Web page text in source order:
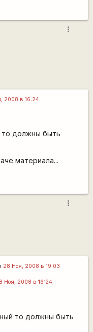
more_vert
2008 в 16:24
то должны быть
материала...
more_vert
28 Ноя, 2008 в 19:03
Ноя, 2008 в 16:24
то должны быть